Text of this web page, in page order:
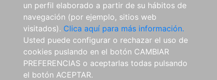
un perfil elaborado a partir de su hábitos de
navegación (por ejemplo, sitios web
visitados). Clica aquí para más información.
Usted puede configurar o rechazar el uso de
cookies puslando en el botón CAMBIAR
PREFERENCIAS o aceptarlas todas pulsando
el botón ACEPTAR.